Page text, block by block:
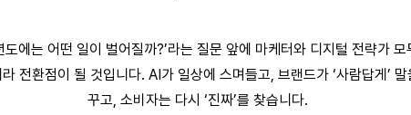
도에는 어떤 일이 벌어질까?’라는 질문 앞에 마케터와 디지털 전략가
전환점이 될 것입니다. AI가 일상에 스며들고, 브랜드가 ‘사람답게’
꾸고, 소비자는 다시 ‘진짜’를 찾습니다.